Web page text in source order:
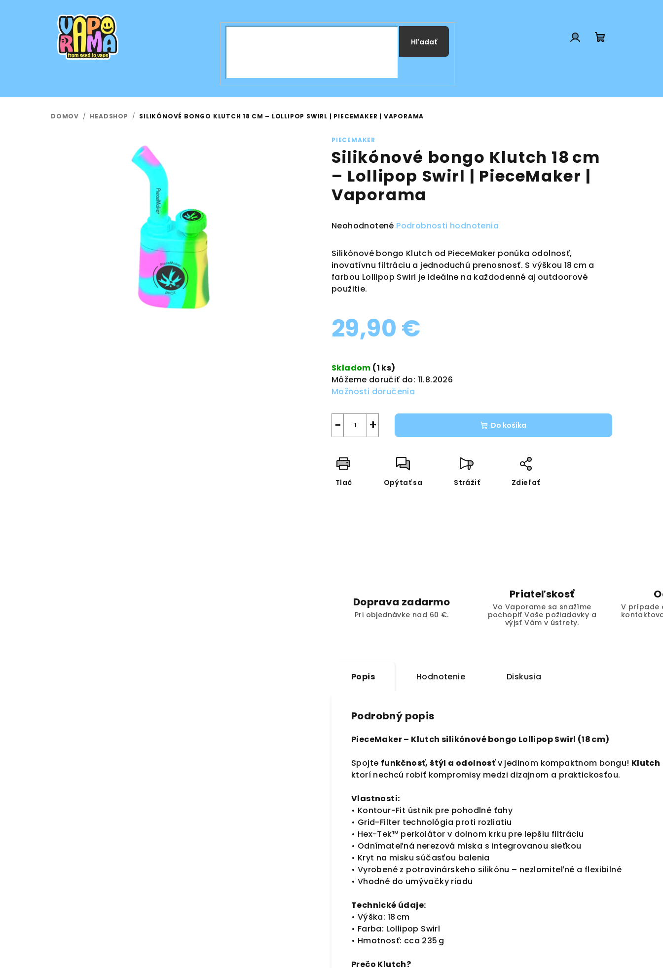
Hľadať
DOMOV / HEADSHOP / SILIKÓNOVÉ BONGO KLUTCH 18 CM – LOLLIPOP SWIRL | PIECEMAKER | VAPORAMA
PIECEMAKER
Silikónové bongo Klutch 18 cm
– Lollipop Swirl | PieceMaker |
Vaporama
Priemerné
produktu
je
0,0
z
5
Neohodnotené Podrobnosti hodnotenia
Silikónové bongo Klutch od PieceMaker ponúka odolnosť,
inovatívnu filtráciu a jednoduchú prenosnosť. S výškou 18 cm a
farbou Lollipop Swirl je ideálne na každodenné aj outdoorové
použitie.
29,90 €
cena:
Skladom (1 ks)
Môžeme doručiť do: 11.8.2026
Možnosti doručenia
+
− Do košíka
Tlač Opýtať sa Strážiť Zdieľať
Doprava zadarmo
Pri objednávke nad 60 €.
Priateľskosť
Vo Vaporame sa snažíme
pochopiť Vaše požiadavky a
výjsť Vám v ústrety.
V prípade
Popis Hodnotenie Diskusia
Podrobný popis
PieceMaker – Klutch silikónové bongo Lollipop Swirl (18 cm)
Spojte funkčnosť, štýl a odolnosťv jedinom kompaktnom bongu! Klutch
ktorí nechcú robiť kompromisy medzi dizajnom a praktickosťou.
Vlastnosti:
• Kontour-Fit ústnik pre pohodlné ťahy
• Grid-Filter technológia proti rozliatiu
• Hex-Tek™ perkolátor v dolnom krku pre lepšiu filtráciu
• Odnímateľná nerezová miska s integrovanou sieťkou
• Kryt na misku súčasťou balenia
• Vyrobené z potravinárskeho silikónu – nezlomiteľné a flexibilné
• Vhodné do umývačky riadu
Technické údaje:
• Výška: 18 cm
• Farba: Lollipop Swirl
• Hmotnosť: cca 235 g
Prečo Klutch?